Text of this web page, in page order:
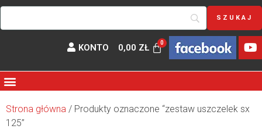
KONTO 0,00 ZŁ
Strona główna / Produkty oznaczone “zestaw uszczelek sx
125”